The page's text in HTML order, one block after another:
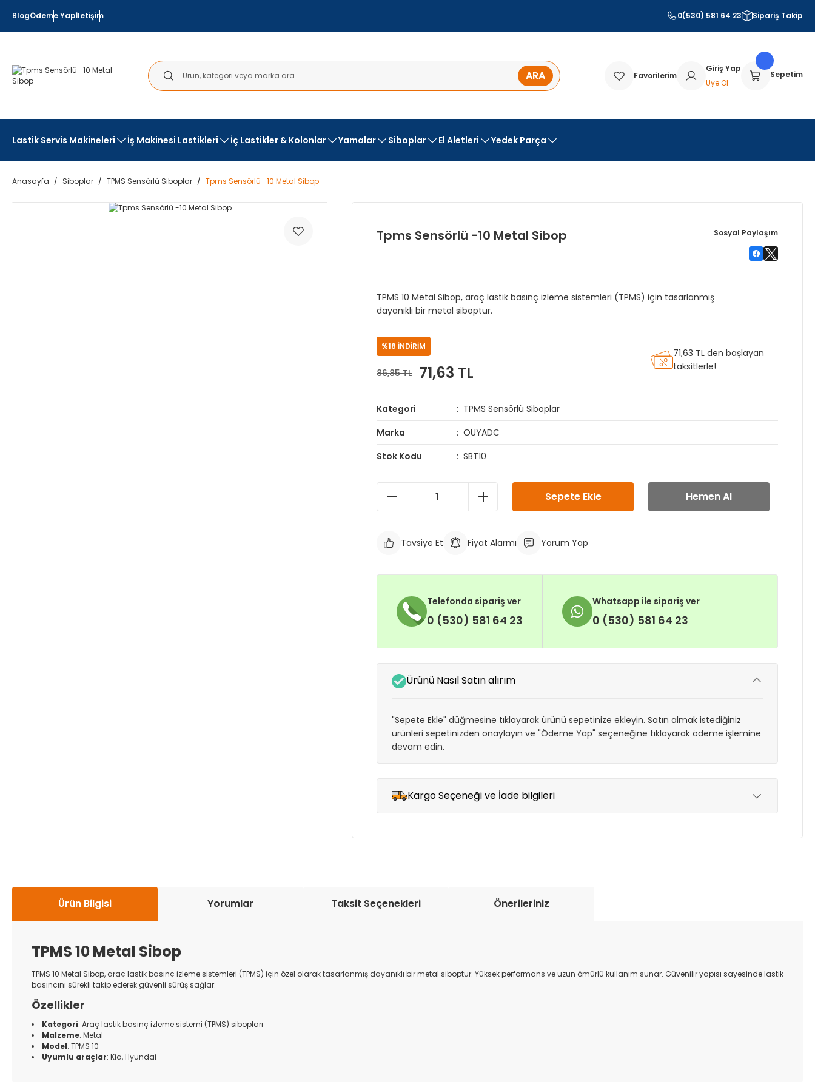
BlogÖdeme Yapİletişim 0(530) 581 64 23 Sipariş Takip
ARA Favorilerim
Giriş Yap
Üye Ol
Sepetim
Lastik Servis Makineleri İş Makinesi Lastikleri İç Lastikler & Kolonlar Yamalar Siboplar El Aletleri Yedek Parça
Anasayfa Siboplar TPMS Sensörlü Siboplar Tpms Sensörlü -10 Metal Sibop
Tpms Sensörlü -10 Metal Sibop Sosyal Paylaşım
TPMS 10 Metal Sibop, araç lastik basınç izleme sistemleri (TPMS) için tasarlanmış
dayanıklı bir metal siboptur.
%18 İNDİRİM
86,85 TL 71,63 TL
71,63 TL den başlayan
taksitlerle!
Kategori
TPMS Sensörlü Siboplar
Marka
OUYADC
Stok Kodu
SBT10
Sepete Ekle Hemen Al
Tavsiye Et Fiyat Alarmı Yorum Yap
Telefonda sipariş ver
0 (530) 581 64 23
Whatsapp ile sipariş ver
0 (530) 581 64 23
Ürünü Nasıl Satın alırım
"Sepete Ekle" düğmesine tıklayarak ürünü sepetinize ekleyin. Satın almak istediğiniz
ürünleri sepetinizden onaylayın ve "Ödeme Yap" seçeneğine tıklayarak ödeme işlemine
devam edin.
Kargo Seçeneği ve İade bilgileri
Ürün Bilgisi Yorumlar Taksit Seçenekleri Önerileriniz
TPMS 10 Metal Sibop
TPMS 10 Metal Sibop, araç lastik basınç izleme sistemleri (TPMS) için özel olarak tasarlanmış dayanıklı bir metal siboptur. Yüksek performans ve uzun ömürlü kullanım sunar. Güvenilir yapısı sayesinde lastik
basıncını sürekli takip ederek güvenli sürüş sağlar.
Özellikler
Kategori: Araç lastik basınç izleme sistemi (TPMS) sibopları
Malzeme: Metal
Model: TPMS 10
Uyumlu araçlar: Kia, Hyundai